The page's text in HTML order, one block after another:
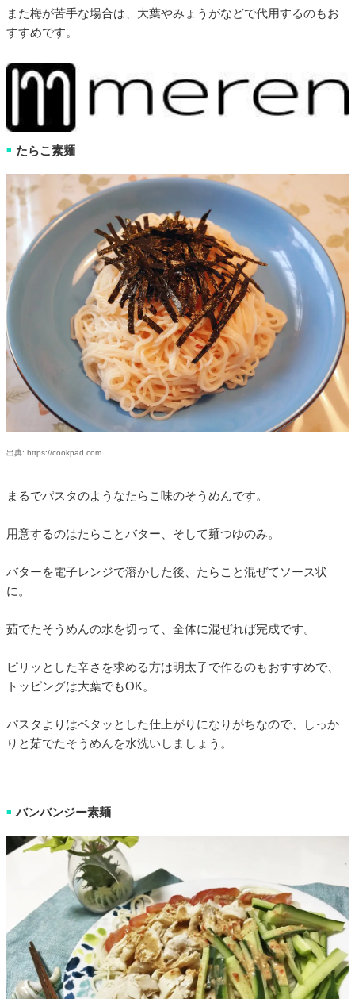
また梅が苦手な場合は、大葉やみょうがなどで代用するのもお
すすめです。
■ たらこ素麺
出典: https://cookpad.com
まるでパスタのようなたらこ味のそうめんです。
用意するのはたらことバター、そして麺つゆのみ。
バターを電子レンジで溶かした後、たらこと混ぜてソース状
に。
茹でたそうめんの水を切って、全体に混ぜれば完成です。
ピリッとした辛さを求める方は明太子で作るのもおすすめで、
トッピングは大葉でもOK。
パスタよりはベタッとした仕上がりになりがちなので、しっか
りと茹でたそうめんを水洗いしましょう。
■ バンバンジー素麺